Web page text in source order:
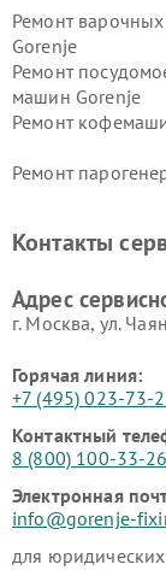
Ремонт
Gorenje
Ремонт
машин Gorenje
Ремонт
Ремонт
Контакты
Адрес
г. Москва, ул.
Горячая линия:
+7 (495) 023-73-
Контактный
8 (800) 100-33-26
Электронная
info@gorenje-
для